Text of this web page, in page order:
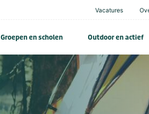
Vacatures
Groepen en scholen Outdoor en actief